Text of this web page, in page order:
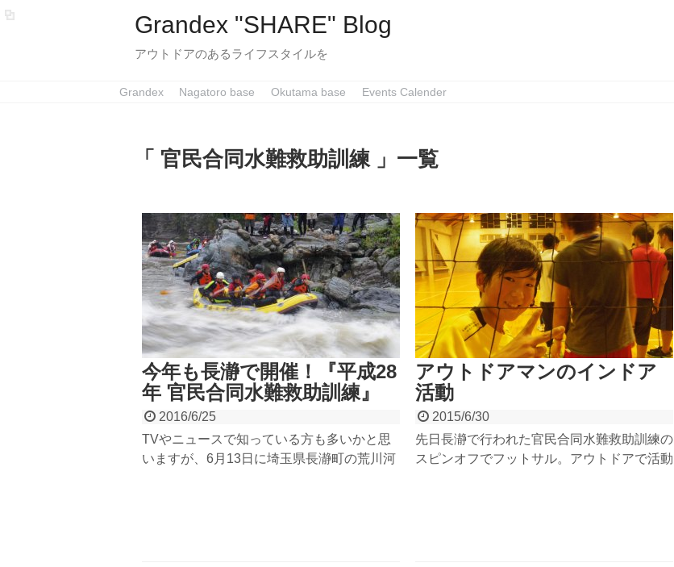
Grandex "SHARE" Blog
アウトドアのあるライフスタイルを
Grandex Nagatoro base Okutama base Events Calender
「 官民合同水難救助訓練 」一覧
今年も長瀞で開催！『平成28
年 官民合同水難救助訓練』
2016/6/25
TVやニュースで知っている方も多いかと思
いますが、6月13日に埼玉県長瀞町の荒川河
アウトドアマンのインドア
活動
2015/6/30
先日長瀞で行われた官民合同水難救助訓練の
スピンオフでフットサル。アウトドアで活動